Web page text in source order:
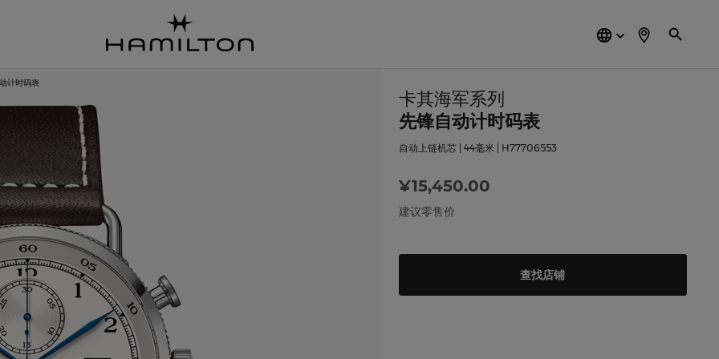
简
体
计时码表
卡其海军系列
先锋自动计时码表
自动上链机芯 | 44毫米 | H77706553
¥15,450.00
建议零售价
查找店铺